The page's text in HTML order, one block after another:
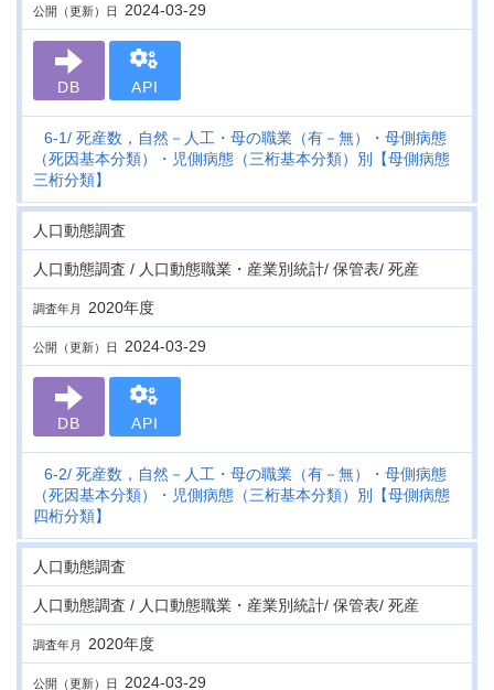
公開（更新）日 2024-03-29
DB API
6-1 死産数，自然－人工・母の職業（有－無）・母側病態
（死因基本分類）・児側病態（三桁基本分類）別【母側病態
三桁分類】
人口動態調査
人口動態調査 / 人口動態職業・産業別統計/ 保管表/ 死産
調査年月 2020年度
公開（更新）日 2024-03-29
DB API
6-2 死産数，自然－人工・母の職業（有－無）・母側病態
（死因基本分類）・児側病態（三桁基本分類）別【母側病態
四桁分類】
人口動態調査
人口動態調査 / 人口動態職業・産業別統計/ 保管表/ 死産
調査年月 2020年度
公開（更新）日 2024-03-29